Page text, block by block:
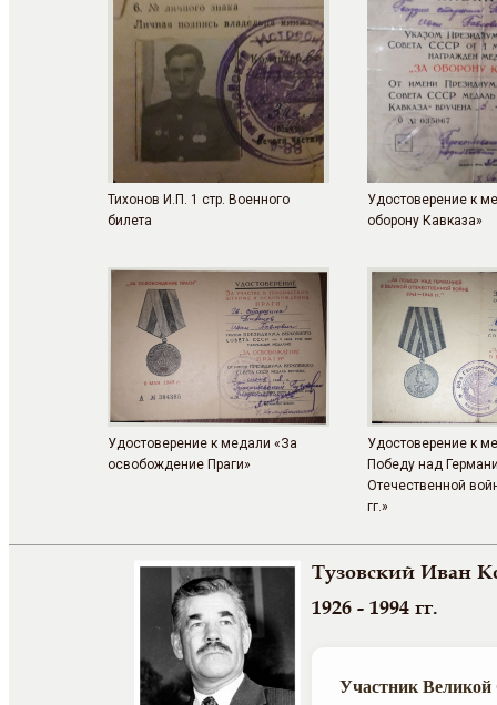
Тихонов И.П. 1 стр. Военного
билета
Удостоверение к
оборону Кавказа»
Удостоверение к медали «За
освобождение Праги»
Удостоверение к
Победу над
Отечественной
гг.»
Тузовский Иван
1926 - 1994 гг.
Участник